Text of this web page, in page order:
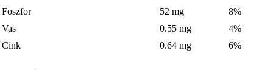
Foszfor
52 mg
8%
Vas
0.55 mg
4%
Cink
0.64 mg 6%